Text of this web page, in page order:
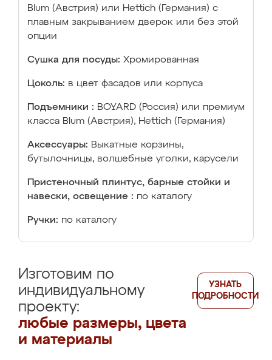
Blum (Австрия) или Hettich (Германия) с
плавным закрыванием дверок или без этой
опции
Сушка для посуды: Хромированная
Цоколь: в цвет фасадов или корпуса
Подъемники : BOYARD (Россия) или премиум
класса Blum (Австрия), Hettich (Германия)
Аксессуары: Выкатные корзины,
бутылочницы, волшебные уголки, карусели
Пристеночный плинтус, барные стойки и
навески, освещение : по каталогу
Ручки: по каталогу
Изготовим по
индивидуальному
проекту:
любые размеры, цвета
и материалы
УЗНАТЬ
ПОДРОБНОСТИ